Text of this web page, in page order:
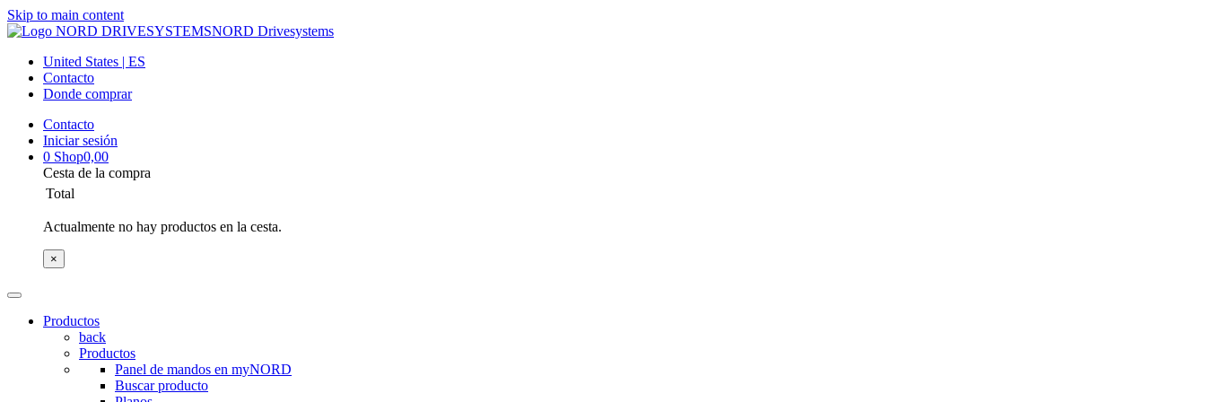
Skip to main content
NORD Drivesystems
United States | ES
Contacto
Donde comprar
Contacto
Iniciar sesión
0 Shop0,00
Cesta de la compra
Total
Actualmente no hay productos en la cesta.
×
Productos
back
Productos
Panel de mandos en myNORD
Buscar producto